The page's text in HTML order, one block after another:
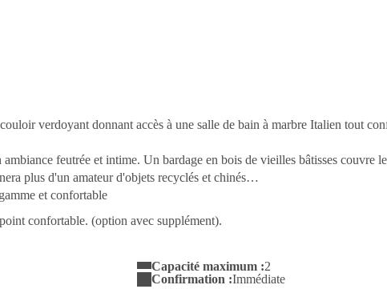
verdoyant donnant accès à une salle de bain à marbre Italien tout
feutrée et intime. Un bardage en bois de vieilles bâtisses
plus d'un amateur d'objets recyclés et chinés…
et confortable
confortable. (option avec supplément).
Capacité maximum :2
Confirmation :Immédiate